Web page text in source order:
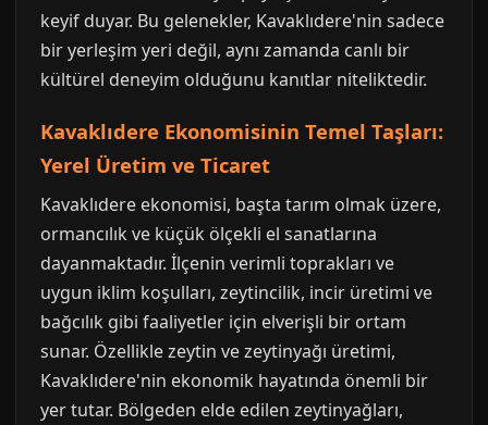
keyif duyar. Bu gelenekler, Kavaklıdere'nin sadece
bir yerleşim yeri değil, aynı zamanda canlı bir
kültürel deneyim olduğunu kanıtlar niteliktedir.
Kavaklıdere Ekonomisinin Temel Taşları:
Yerel Üretim ve Ticaret
Kavaklıdere ekonomisi, başta tarım olmak üzere,
ormancılık ve küçük ölçekli el sanatlarına
dayanmaktadır. İlçenin verimli toprakları ve
uygun iklim koşulları, zeytincilik, incir üretimi ve
bağcılık gibi faaliyetler için elverişli bir ortam
sunar. Özellikle zeytin ve zeytinyağı üretimi,
Kavaklıdere'nin ekonomik hayatında önemli bir
yer tutar. Bölgeden elde edilen zeytinyağları,